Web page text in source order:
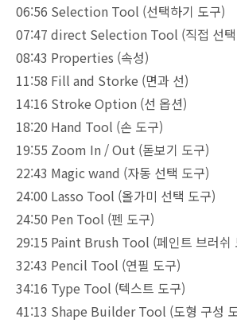
06:56 Selection Tool (선택하기 도구)
07:47 direct Selection Tool (직접 선택
08:43 Properties (속성)
11:58 Fill and Storke (면과 선)
14:16 Stroke Option (선 옵션)
18:20 Hand Tool (손 도구)
19:55 Zoom In / Out (돋보기 도구)
22:43 Magic wand (자동 선택 도구)
24:00 Lasso Tool (올가미 선택 도구)
24:50 Pen Tool (펜 도구)
29:15 Paint Brush Tool (페인트 브러쉬
32:43 Pencil Tool (연필 도구)
34:16 Type Tool (텍스트 도구)
41:13 Shape Builder Tool (도형 구성